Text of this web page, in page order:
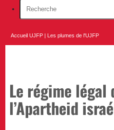
Accueil UJFP Les plumes de l'UJFP
Le régime légal
l’Apartheid